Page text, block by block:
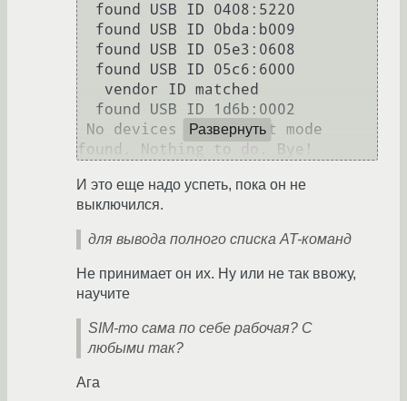
No devices
in default mode
found. Nothing to
do
Развернуть
И это еще надо успеть, пока он не
выключился.
для вывода полного списка AT-команд
Не принимает он их. Ну или не так ввожу,
научите
SIM-то сама по себе рабочая? С
любыми так?
Ага